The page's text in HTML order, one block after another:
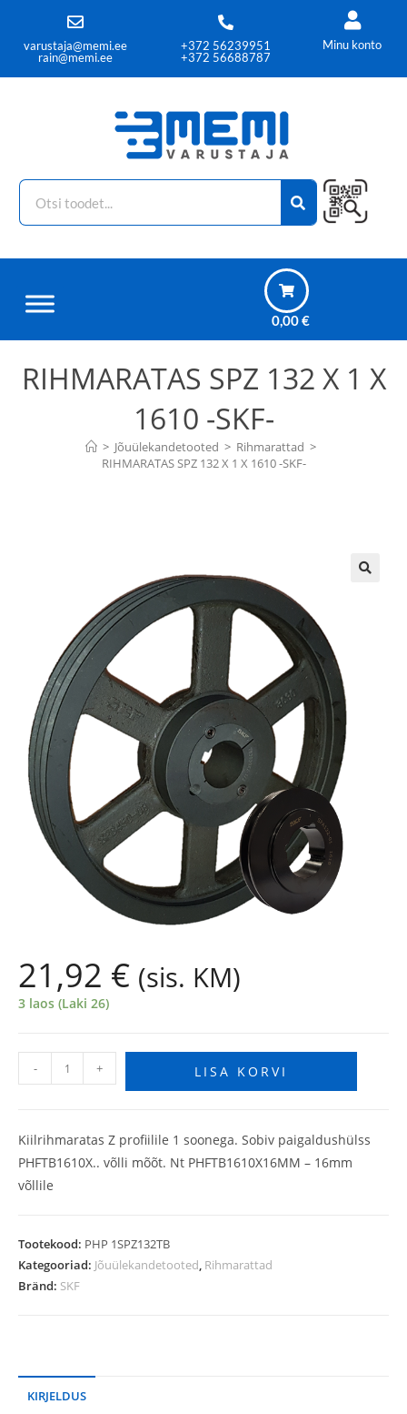
varustaja@memi.ee
rain@memi.ee
+372 56239951
+372 56688787
Minu konto
0,00€
RIHMARATAS SPZ 132 X 1 X
1610 -SKF-
> Jõuülekandetooted > Rihmarattad >
RIHMARATAS SPZ 132 X 1 X 1610 -SKF-
21,92 € (sis. KM)
3 laos (Laki 26)
- + LISA KORVI
Kiilrihmaratas Z profiilile 1 soonega. Sobiv paigaldushülss
PHFTB1610X.. võlli mõõt. Nt PHFTB1610X16MM – 16mm
võllile
Tootekood: PHP 1SPZ132TB
Kategooriad: Jõuülekandetooted, Rihmarattad
Bränd: SKF
KIRJELDUS